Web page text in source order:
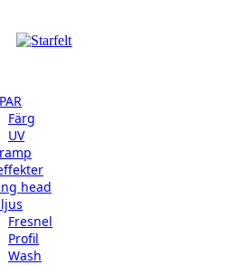
Färg
UV
head
Fresnel
Profil
Wash